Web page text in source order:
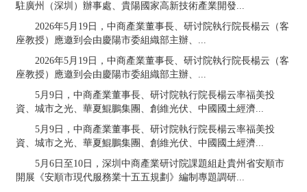
駐廣州（深圳）辦事處、貴陽國家高新技術產業開發...
2026年5月19日，中商產業董事長、研讨院執行院長楊云（客
座教授）應邀到会由慶陽市委組織部主辦、...
2026年5月19日，中商產業董事長、研讨院執行院長楊云（客
座教授）應邀到会由慶陽市委組織部主辦、...
5月9日，中商產業董事長、研讨院執行院長楊云率福美投
資、城市之光、華夏鯤鵬集團、創維光伏、中國國土經濟...
5月9日，中商產業董事長、研讨院執行院長楊云率福美投
資、城市之光、華夏鯤鵬集團、創維光伏、中國國土經濟...
5月6日至10日，深圳中商產業研讨院課題組赴貴州省安順市
開展《安順市現代服務業十五五規劃》編制專題調研...